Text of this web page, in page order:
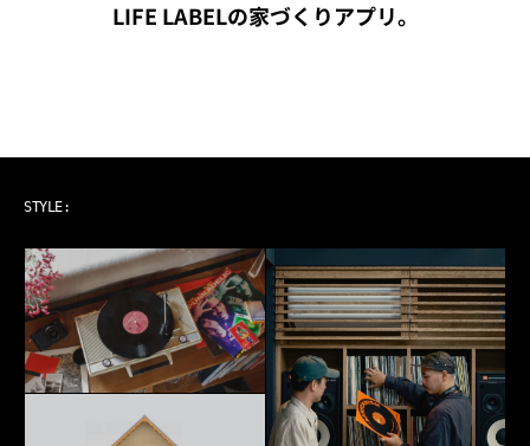
LIFE LABELの家づくりアプリ。
STYLE: